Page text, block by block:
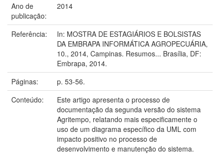
Ano de
publicação:
2014
Referência:
In: MOSTRA DE ESTAGIÁRIOS E BOLSISTAS
DA EMBRAPA INFORMÁTICA AGROPECUÁRIA,
10., 2014, Campinas. Resumos... Brasília, DF:
Embrapa, 2014.
Páginas:
p. 53-56.
Conteúdo:
Este artigo apresenta o processo de
documentação da segunda versão do sistema
Agritempo, relatando mais especificamente o
uso de um diagrama específico da UML com
impacto positivo no processo de
desenvolvimento e manutenção do sistema.